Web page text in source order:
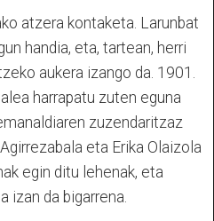
atzera kontaketa. Larunbat
handia, eta, tartean, herri
aukera izango da. 1901.
harrapatu zuten eguna
zuzendaritzaz
eta Erika Olaizola
egin ditu lehenak, eta
izan da bigarrena.